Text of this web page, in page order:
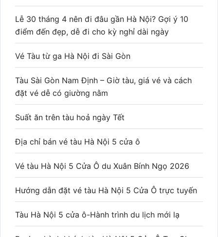
Lễ 30 tháng 4 nên đi đâu gần Hà Nội? Gợi ý 10
điểm đến đẹp, dễ đi cho kỳ nghỉ dài ngày
Vé Tàu từ ga Hà Nội đi Sài Gòn
Tàu Sài Gòn Nam Định – Giờ tàu, giá vé và cách
đặt vé dễ có giường nằm
Suất ăn trên tàu hoả ngày Tết
Địa chỉ bán vé tàu Hà Nội 5 cửa ô
Vé tàu Hà Nội 5 Cửa Ô du Xuân Bính Ngọ 2026
Hướng dẫn đặt vé tàu Hà Nội 5 Cửa Ô trực tuyến
Tàu Hà Nội 5 cửa ô-Hành trình du lịch mới lạ